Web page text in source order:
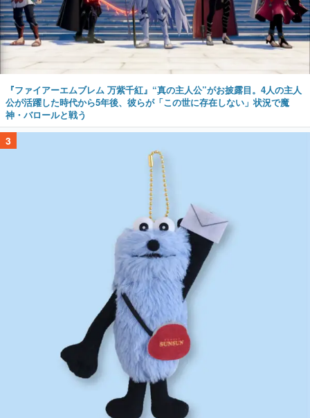
『ファイアーエムブレム 万紫千紅』“真の主人公”がお披露目。4人の主人
公が活躍した時代から5年後、彼らが「この世に存在しない」状況で魔
神・バロールと戦う
3